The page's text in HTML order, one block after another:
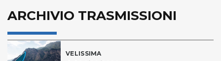
ARCHIVIO TRASMISSIONI
VELISSIMA